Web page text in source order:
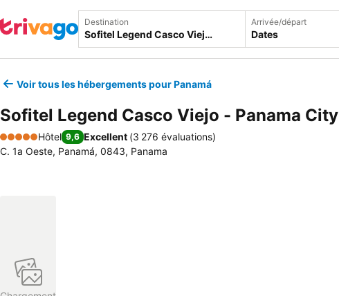
Destination Arrivée/départ
Dates
Voir tous les hébergements pour Panamá
Sofitel Legend Casco Viejo - Panama City
5 Étoiles
Hôtel 9,6 Excellent (3 276 évaluations)
C. 1a Oeste, Panamá, 0843, Panama